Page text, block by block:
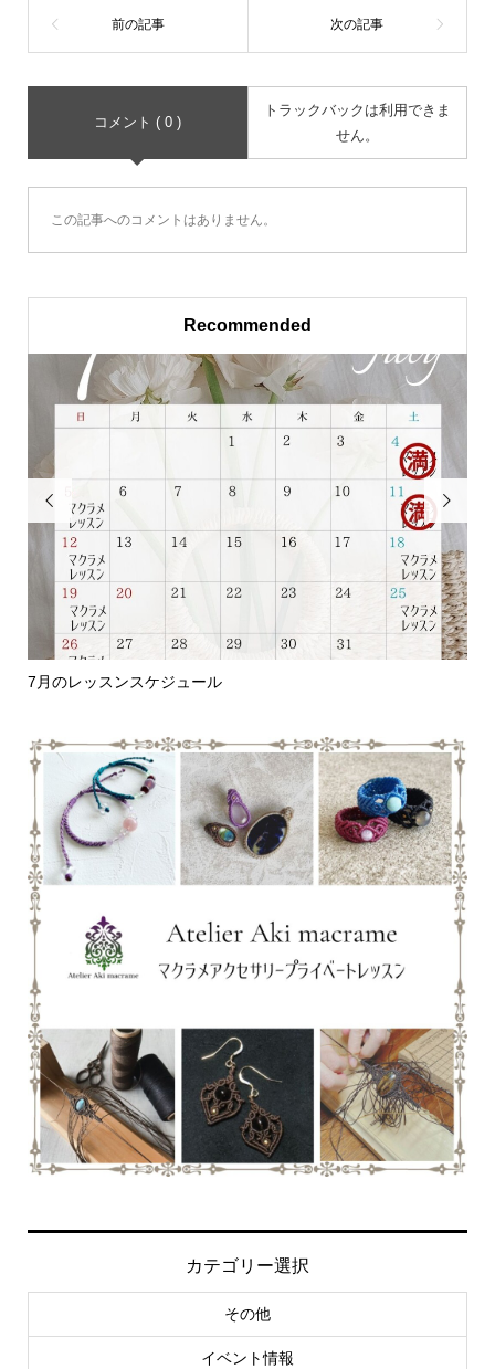
コメント ( 0 )
トラックバックは利用できま
せん。
この記事へのコメントはありません。
Recommended

7月のレッスンスケジュール

カテゴリー選択
その他
イベント情報